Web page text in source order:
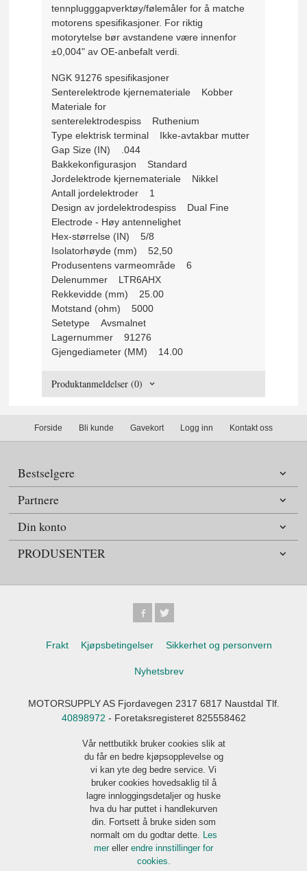
tennplugggapverktøy/følemåler for å matche
motorens spesifikasjoner. For riktig
motorytelse bør avstandene være innenfor
±0,004" av OE-anbefalt verdi.
NGK 91276 spesifikasjoner
Senterelektrode kjernemateriale Kobber
Materiale for
senterelektrodespiss Ruthenium
Type elektrisk terminal Ikke-avtakbar mutter
Gap Size (IN) .044
Bakkekonfigurasjon Standard
Jordelektrode kjernemateriale Nikkel
Antall jordelektroder 1
Design av jordelektrodespiss Dual Fine
Electrode - Høy antennelighet
Hex-størrelse (IN) 5/8
Isolatorhøyde (mm) 52,50
Produsentens varmeområde 6
Delenummer LTR6AHX
Rekkevidde (mm) 25.00
Motstand (ohm) 5000
Setetype Avsmalnet
Lagernummer 91276
Gjengediameter (MM) 14.00
Produktanmeldelser (0)
Forside Bli kunde Gavekort Logg inn Kontakt oss
Bestselgere
Partnere
Din konto
PRODUSENTER
Frakt Kjøpsbetingelser Sikkerhet og personvern
Nyhetsbrev
MOTORSUPPLY AS Fjordavegen 2317 6817 Naustdal Tlf.
40898972 - Foretaksregisteret 825558462
Vår nettbutikk bruker cookies slik at
du får en bedre kjøpsopplevelse og
vi kan yte deg bedre service. Vi
bruker cookies hovedsaklig til å
lagre innloggingsdetaljer og huske
hva du har puttet i handlekurven
din. Fortsett å bruke siden som
normalt om du godtar dette. Les
mer eller endre innstillinger for
cookies.